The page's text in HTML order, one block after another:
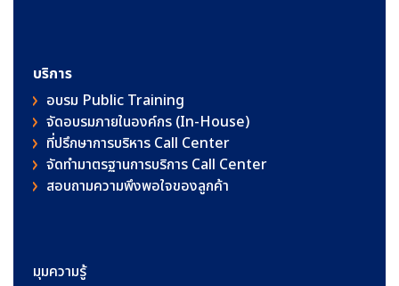
บริการ
อบรม Public Training
จัดอบรมภายในองค์กร (In-House)
ที่ปรึกษาการบริหาร Call Center
จัดทำมาตรฐานการบริการ Call Center
สอบถามความพึงพอใจของลูกค้า
มุมความรู้